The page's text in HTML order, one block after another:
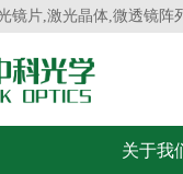
镜片,激光晶体,微透镜阵
关于我